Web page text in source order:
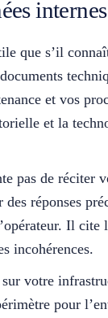
internes
que s’il
et vos
et la
pas de réciter
réponses
Il cite
incohérences.
sur votre
pour